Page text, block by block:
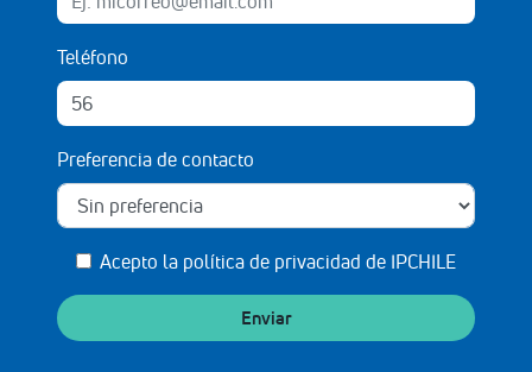
Teléfono
Preferencia de contacto
Acepto la política de privacidad de IPCHILE
Enviar